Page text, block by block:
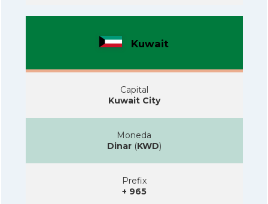
Kuwait
Capital
Kuwait City
Moneda
Dinar(KWD)
Prefix
+ 965